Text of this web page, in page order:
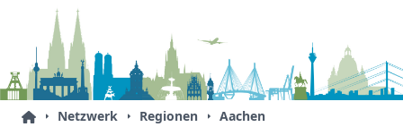
Netzwerk Regionen Aachen